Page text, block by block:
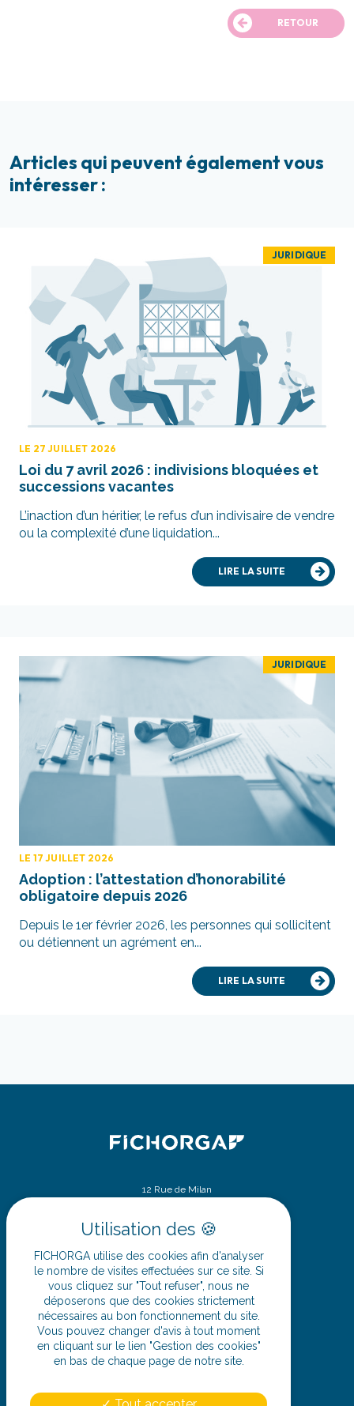
RETOUR
Articles qui peuvent également vous
intéresser :
JURIDIQUE
LE 27 JUILLET 2026
Loi du 7 avril 2026 : indivisions bloquées et
successions vacantes
L’inaction d’un héritier, le refus d’un indivisaire de vendre
ou la complexité d’une liquidation...
LIRE LA SUITE
JURIDIQUE
LE 17 JUILLET 2026
Adoption : l’attestation d’honorabilité
obligatoire depuis 2026
Depuis le 1er février 2026, les personnes qui sollicitent
ou détiennent un agrément en...
LIRE LA SUITE
12 Rue de Milan
SIÈGE SOCIAL
59175 Templemars
03 20 62 08 08
FICHORGA utilise des cookies afin d'analyser
le nombre de visites effectuées sur ce site. Si
vous cliquez sur "Tout refuser", nous ne
déposerons que des cookies strictement
nécessaires au bon fonctionnement du site.
Vous pouvez changer d'avis à tout moment
en cliquant sur le lien "Gestion des cookies"
en bas de chaque page de notre site.